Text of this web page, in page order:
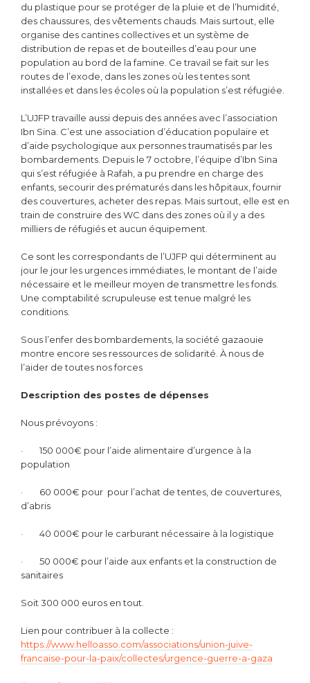
du plastique pour se protéger de la pluie et de l’humidité,
des chaussures, des vêtements chauds. Mais surtout, elle
organise des cantines collectives et un système de
distribution de repas et de bouteilles d’eau pour une
population au bord de la famine. Ce travail se fait sur les
routes de l’exode, dans les zones où les tentes sont
installées et dans les écoles où la population s’est réfugiée.
L’UJFP travaille aussi depuis des années avec l’association
Ibn Sina. C’est une association d’éducation populaire et
d’aide psychologique aux personnes traumatisés par les
bombardements. Depuis le 7 octobre, l’équipe d’Ibn Sina
qui s’est réfugiée à Rafah, a pu prendre en charge des
enfants, secourir des prématurés dans les hôpitaux, fournir
des couvertures, acheter des repas. Mais surtout, elle est en
train de construire des WC dans des zones où il y a des
milliers de réfugiés et aucun équipement.
Ce sont les correspondants de l’UJFP qui déterminent au
jour le jour les urgences immédiates, le montant de l’aide
nécessaire et le meilleur moyen de transmettre les fonds.
Une comptabilité scrupuleuse est tenue malgré les
conditions.
Sous l’enfer des bombardements, la société gazaouie
montre encore ses ressources de solidarité. À nous de
l’aider de toutes nos forces
Description des postes de dépenses
Nous prévoyons :
· 150 000€ pour l’aide alimentaire d’urgence à la
population
· 60 000€ pour pour l’achat de tentes, de couvertures,
d’abris
· 40 000€ pour le carburant nécessaire à la logistique
· 50 000€ pour l’aide aux enfants et la construction de
sanitaires
Soit 300 000 euros en tout.
Lien pour contribuer à la collecte :
https://www.helloasso.com/associations/union-juive-
francaise-pour-la-paix/collectes/urgence-guerre-a-gaza